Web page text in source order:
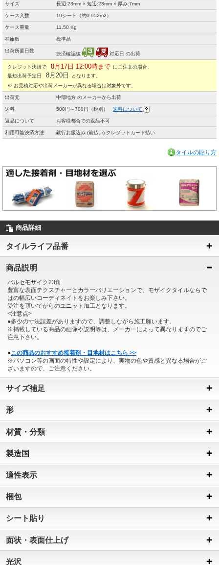
サイズ 長辺:23mm × 短辺:23mm × 厚み:7mm
ケース入数 10シート（約0.952m2）
ケース重量 11.50 Kg
在庫数 標準品
出荷所要日数
決済確認後 対応日 の出荷
クレジット決済で 8月17日 12:00時まで にご注文の場合、
最短出荷予定日
8月20日
となります。
※ お見積対応や出荷メーカーが異なる場合は対象外です。
出荷元 中部地方 のメーカーから出荷
送料 500円～700円（税別） 送料について
返品について お客様都合での返品不可
利用可能決済方法 銀行お振込み (前払い) クレジットカード払い
タイルの貼り方
商品詳細
タイルライフ品番
商品説明
バルセモザイク23角
豊富な表面テクスチャーとカラーバリエーションで、モザイクタイルならで
はの幅広いコーディネイトをお楽しみ下さい。
受注を頂いてからのユニット加工となります。
<注意点>
●多少の寸法誤差がありますので、調整しながら施工願います。
※掲載している商品の画像や説明等は、メーカーによって異なりますのでご
注意下さい。
●この商品のおすすめ接着剤・目地材はこちら >>
※パソコン等の画面の特性や設定により、実物の色や質感と異なる場合がご
ざいますので、ご注意ください。
サイズ補足
形
材質・分類
製造国
適性表示
梱包
シート貼り
面状・表面仕上げ
光沢